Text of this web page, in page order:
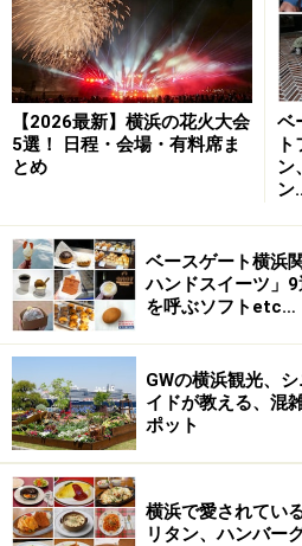
【2026最新】横浜の花火大会
5選！ 日程・会場・有料席ま
とめ
ベ
ン
ン
ベースゲート横浜
ハンドスイーツ」
を呼ぶソフトetc…
GWの横浜観光、
イドが教える、混
ポット
横浜で愛されてい
リタン、ハンバー